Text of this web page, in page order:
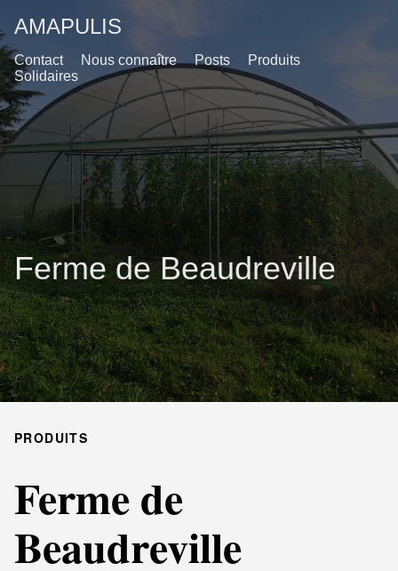
AMAPULIS
Contact Nous connaître Posts
Produits
Solidaires
Ferme de Beaudreville
PRODUITS
Ferme de
Beaudreville